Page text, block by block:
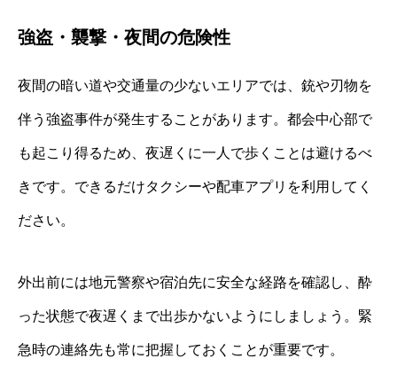
強盗・襲撃・夜間の危険性
夜間の暗い道や交通量の少ないエリアでは、銃や刃物を
伴う強盗事件が発生することがあります。都会中心部で
も起こり得るため、夜遅くに一人で歩くことは避けるべ
きです。できるだけタクシーや配車アプリを利用してく
ださい。
外出前には地元警察や宿泊先に安全な経路を確認し、酔
った状態で夜遅くまで出歩かないようにしましょう。緊
急時の連絡先も常に把握しておくことが重要です。